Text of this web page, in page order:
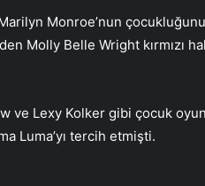
Monroe’nun
Molly Belle Wright kırmızı
ve Lexy Kolker gibi çocuk
Luma’yı tercih etmişti.